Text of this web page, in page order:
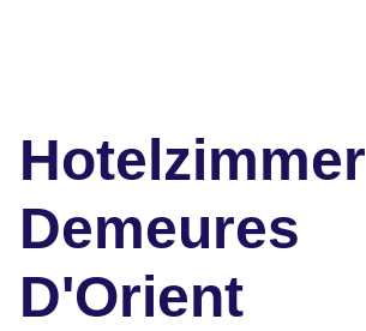
Hotelzimmer
Demeures
D'Orient